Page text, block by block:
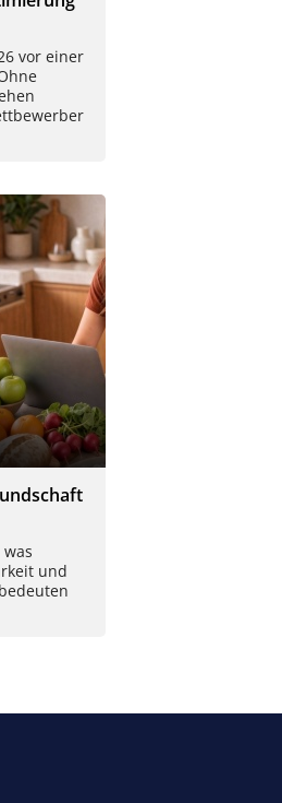
vor einer
und